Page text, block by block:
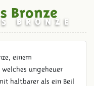
BRONZE
Bronze
einem
ungeheuer
haltbarer als ein Beil